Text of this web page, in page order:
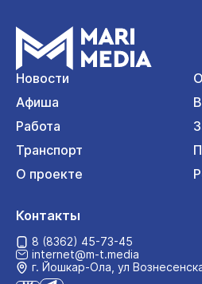
Новости
Афиша
Работа
Транспорт
О проекте
Контакты
8 (8362) 45-73-45
internet@m-t.media
г. Йошкар‑Ола, ул